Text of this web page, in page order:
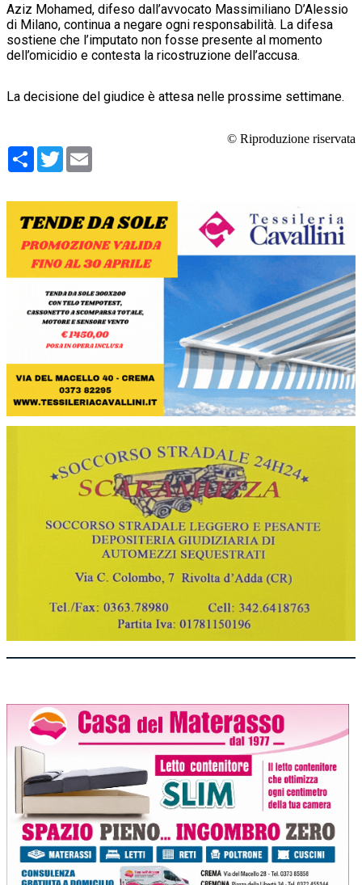
Aziz Mohamed, difeso dall’avvocato Massimiliano D’Alessio
di Milano, continua a negare ogni responsabilità. La difesa
sostiene che l’imputato non fosse presente al momento
dell’omicidio e contesta la ricostruzione dell’accusa.
La decisione del giudice è attesa nelle prossime settimane.
© Riproduzione riservata
Condividi
Twitter